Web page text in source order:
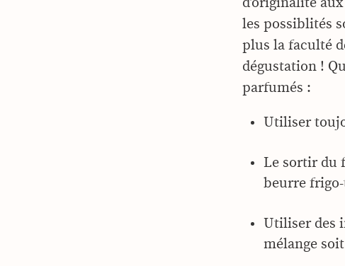
les possiblités
plus la faculté
dégustation !
parfumés :
Utiliser
Le sortir du
beurre
Utiliser des
mélange